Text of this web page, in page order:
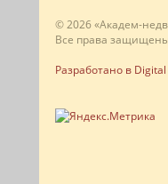
© 2026 «Академ-
Все права
Разработано в Digital